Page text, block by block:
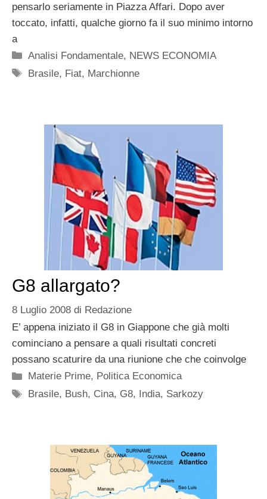
pensarlo seriamente in Piazza Affari. Dopo aver
toccato, infatti, qualche giorno fa il suo minimo intorno
a
Categorie
Analisi Fondamentale, NEWS ECONOMIA
Tag
Brasile, Fiat, Marchionne
G8 allargato?
8 Luglio 2008 di Redazione
E’ appena iniziato il G8 in Giappone che già molti
cominciano a pensare a quali risultati concreti
possano scaturire da una riunione che che coinvolge
Categorie
Materie Prime, Politica Economica
Tag
Brasile, Bush, Cina, G8, India, Sarkozy